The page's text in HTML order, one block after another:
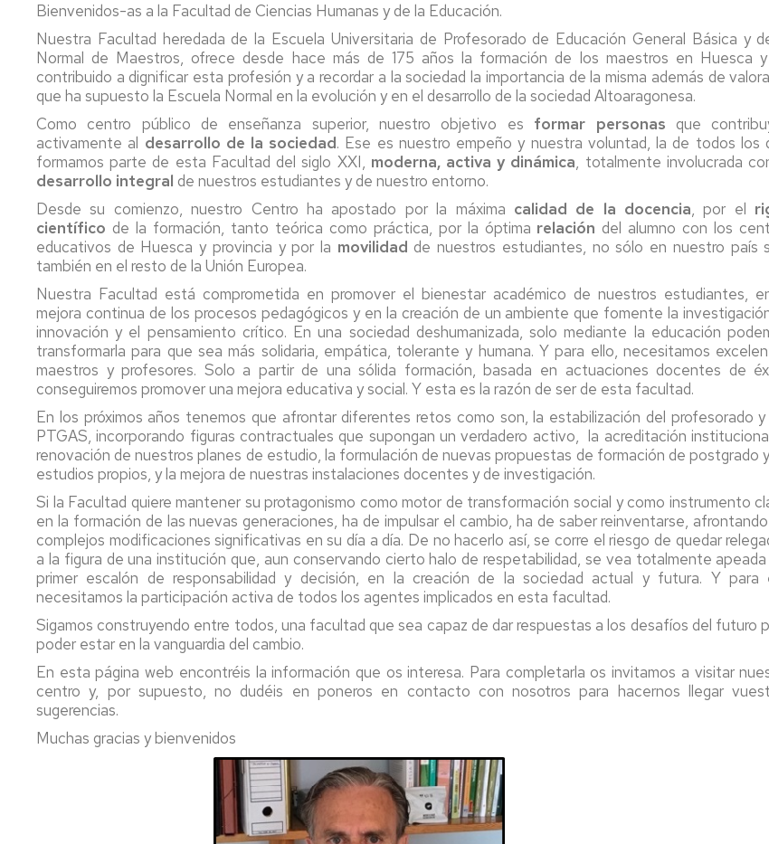
y
decanos
del
centro
175
Aniversario
Órganos
de
representación
Consejo
de
Facultad
Comisiones
Coordinadores
de
las
Titulaciones
Delegación
de
Estudiantes
Departamentos
universitarios
Planificación
Estratégica
Conócenos
en
Magisterio
en
Educación
Primaria
Máster
Universitario
de
Profesorado
Educación
Física
Máster
Universitario
en
Estudios
Avanzados
sobre
el
Lenguaje,
la
Comunicación
y
sus
Patología
Estudio
Propio:
Diploma
de
Especialización
en
Filología
Aragonesa
Estudio
propio:
de
Formación
Permanente
Lectura,
Tribunales
Profesorado
y
Tutorías
Prácticas
Escolares
Trabajo
de
Grado
Trabajo
Fin
de
Máster
Menciones
Movilidad
en
España
en
Europa
en
Iberoamerica
En
Francia
Actividades
Académicas
Complementarias
de
Orientación
Universitaria
de
la
Universidad
de
Zaragoza(POUZ)
Normativa
Reconocimiento
de
créditos
Seguro
escolar
Delegación
de
Estudiantes
Docente
Innovación
Concursos
y
Evaluación
Retribuciones
y
Eventos
Social
Investigación
Biblioteca
Informática
Medios
audiovisuales
Bienvenidos-as a la Facultad de Ciencias Humanas y de la Educación.
Nuestra Facultad heredada de la Escuela Universitaria de Profesorado de Educación General Básica y
Normal de Maestros, ofrece desde hace más de 175 años la formación de los maestros en Huesca
contribuido a dignificar esta profesión y a recordar a la sociedad la importancia de la misma además de
que ha supuesto la Escuela Normal en la evolución y en el desarrollo de la sociedad Altoaragonesa.
Como centro público de enseñanza superior, nuestro objetivo es formar personas que
activamente al desarrollo de la sociedad. Ese es nuestro empeño y nuestra voluntad, la de todos los
formamos parte de esta Facultad del siglo XXI, moderna, activa y dinámica, totalmente involucrada
desarrollo integral de nuestros estudiantes y de nuestro entorno.
Desde su comienzo, nuestro Centro ha apostado por la máxima calidad de la docencia, por el
científico de la formación, tanto teórica como práctica, por la óptima relación del alumno con los
educativos de Huesca y provincia y por la movilidad de nuestros estudiantes, no sólo en nuestro país
también en el resto de la Unión Europea.
Nuestra Facultad está comprometida en promover el bienestar académico de nuestros estudiantes,
mejora continua de los procesos pedagógicos y en la creación de un ambiente que fomente la
innovación y el pensamiento crítico. En una sociedad deshumanizada, solo mediante la educación
transformarla para que sea más solidaria, empática, tolerante y humana. Y para ello, necesitamos
maestros y profesores. Solo a partir de una sólida formación, basada en actuaciones docentes de
conseguiremos promover una mejora educativa y social. Y esta es la razón de ser de esta facultad.
En los próximos años tenemos que afrontar diferentes retos como son, la estabilización del profesorado y
PTGAS, incorporando figuras contractuales que supongan un verdadero activo, la acreditación
renovación de nuestros planes de estudio, la formulación de nuevas propuestas de formación de postgrado
estudios propios, y la mejora de nuestras instalaciones docentes y de investigación.
Si la Facultad quiere mantener su protagonismo como motor de transformación social y como instrumento
en la formación de las nuevas generaciones, ha de impulsar el cambio, ha de saber reinventarse,
complejos modificaciones significativas en su día a día. De no hacerlo así, se corre el riesgo de quedar
a la figura de una institución que, aun conservando cierto halo de respetabilidad, se vea totalmente apeada
primer escalón de responsabilidad y decisión, en la creación de la sociedad actual y futura. Y para
necesitamos la participación activa de todos los agentes implicados en esta facultad.
Sigamos construyendo entre todos, una facultad que sea capaz de dar respuestas a los desafíos del futuro
poder estar en la vanguardia del cambio.
En esta página web encontréis la información que os interesa. Para completarla os invitamos a visitar
centro y, por supuesto, no dudéis en poneros en contacto con nosotros para hacernos llegar
sugerencias.
Muchas gracias y bienvenidos